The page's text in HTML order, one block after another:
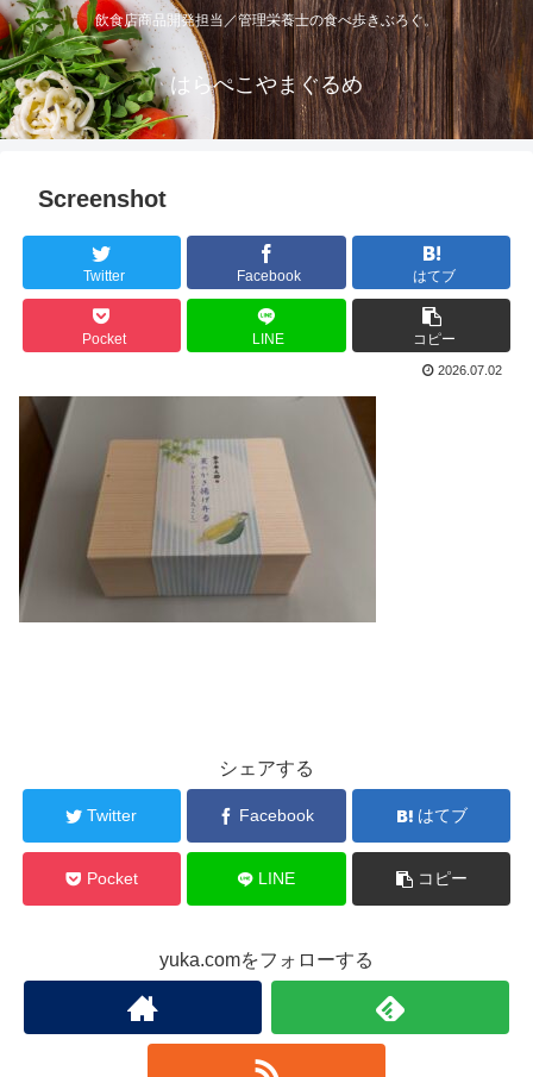
飲食店商品開発担当／管理栄養士の食べ歩きぶろぐ。
はらぺこやまぐるめ
Screenshot
Twitter Facebook はてブ
Pocket LINE コピー
2026.07.02
シェアする
Twitter Facebook はてブ
Pocket LINE コピー
yuka.comをフォローする